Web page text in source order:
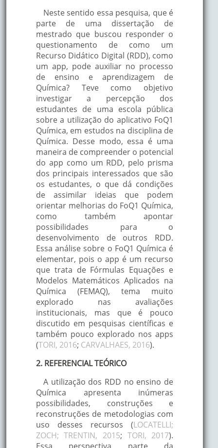
Neste sentido essa pesquisa, que é
parte de uma dissertação de
mestrado que buscou responder o
questionamento de como um
Recurso Didático Digital (RDD), como
um app, pode auxiliar no processo
de ensino e aprendizagem de
Química? Teve como objetivo
investigar a percepção dos
estudantes de uma escola pública
sobre a utilização do aplicativo FoQ1
Química, em estudos na disciplina de
Química. Desse modo, essa é uma
maneira de compreender o potencial
do app como um RDD, pelo prisma
dos principais interessados que são
os estudantes, o que dá condições
de assimilar ideias que podem
orientar melhorias do FoQ1 Química,
como também apontar
possibilidades para o
desenvolvimento de outros RDD.
Essa análise sobre o FoQ1 Química é
elementar, pois o app é um recurso
que trata de Fórmulas Equações e
Modelos Matemáticos Aplicados na
Química (FEMAQ), tema muito
explorado nas avaliações
institucionais, mas que é pouco
discutido em pesquisas científicas e
também pouco explorado nos apps
(TORI, 2016; CARVALHAES, 2016).
2. REFERENCIAL TEÓRICO
A utilização dos RDD no ensino de
Química apresenta inúmeras
possibilidades, construções e
reconstruções de metodologias com
uso desses recursos (LOCATELLI;
ZOCH; TRENTIN, 2015; TORI, 2017).